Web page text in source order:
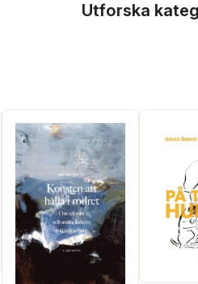
Utforska